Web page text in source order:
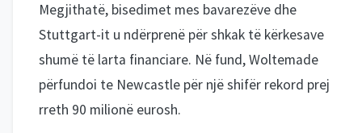
Megjithatë, bisedimet mes bavarezëve dhe
Stuttgart-it u ndërprenë për shkak të kërkesave
shumë të larta financiare. Në fund, Woltemade
përfundoi te Newcastle për një shifër rekord prej
rreth 90 milionë eurosh.